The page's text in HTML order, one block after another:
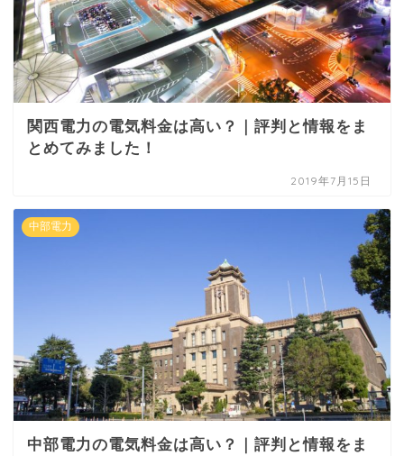
関西電力の電気料金は高い？｜評判と情報をま
とめてみました！
2019年7月15日
中部電力
中部電力の電気料金は高い？｜評判と情報をま